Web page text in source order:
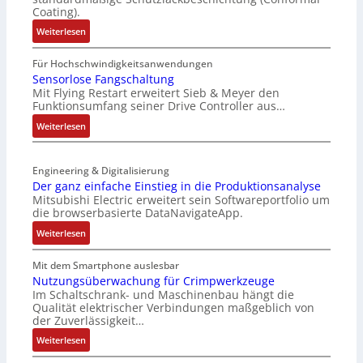
M
u
l
t
i
t
u
r
n
-
i
t
E
n
c
o
d
e
r
e
r
t
e
L
a
e
r
t
i
a
n
g
u
l
a
t
i
o
n
Coating).
Weiterlesen:
I
P
C
N
t
t
e
i
l
e
r
h
ä
l
S
c
h
Für Hochschwindigkeitsanwendungen
Sensorlose Fangschaltung
Mit Flying Restart erweitert Sieb & Meyer den
Funktionsumfang seiner Drive Controller aus…
Weiterlesen:
S
n
s
o
r
l
o
s
e
F
a
n
g
s
Engineering & Digitalisierung
Der ganz einfache Einstieg in die Produktionsanalyse
Mitsubishi Electric erweitert sein Softwareportfolio um
die browserbasierte DataNavigateApp.
Weiterlesen:
D
e
r
g
a
n
z
e
Mit dem Smartphone auslesbar
Nutzungsüberwachung für Crimpwerkzeuge
Im Schaltschrank- und Maschinenbau hängt die
Qualität elektrischer Verbindungen maßgeblich von
der Zuverlässigkeit…
Weiterlesen:
N